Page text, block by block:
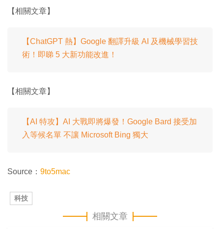
【相關文章】
【ChatGPT 熱】Google 翻譯升級 AI 及機械學習技
術！即睇 5 大新功能改進！
【相關文章】
【AI 特攻】AI 大戰即將爆發！Google Bard 接受加
入等候名單 不讓 Microsoft Bing 獨大
Source： 9to5mac
科技
相關文章